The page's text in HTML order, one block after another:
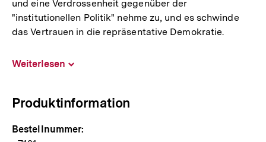
und eine Verdrossenheit gegenüber der
"institutionellen Politik" nehme zu, und es schwinde
das Vertrauen in die repräsentative Demokratie.
Weiterlesen
Produktinformation
Bestellnummer: